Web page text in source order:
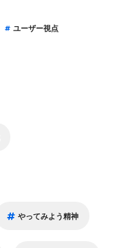
ユーザー視点
やってみよう精神